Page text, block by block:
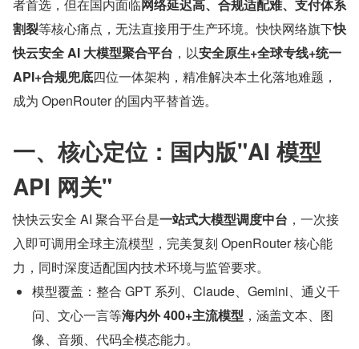
者首选，但在国内面临网络延迟高、合规适配难、支付体系
割裂等核心痛点，无法直接用于生产环境。快快网络旗下快
快云安全 AI 大模型聚合平台 ，以安全原生+全球专线+统一
API+合规兜底四位一体架构，精准解决本土化落地难题，
成为 OpenRouter 的国内平替首选。
一、核心定位：国内版"AI 模型
API 网关"
快快云安全 AI 聚合平台是一站式大模型调度中台 ，一次接
入即可调用全球主流模型，完美复刻 OpenRouter 核心能
力，同时深度适配国内技术环境与监管要求。
模型覆盖：整合 GPT 系列、Claude、Gemini、通义千
问、文心一言等海内外 400+主流模型 ，涵盖文本、图
像、音频、代码全模态能力。